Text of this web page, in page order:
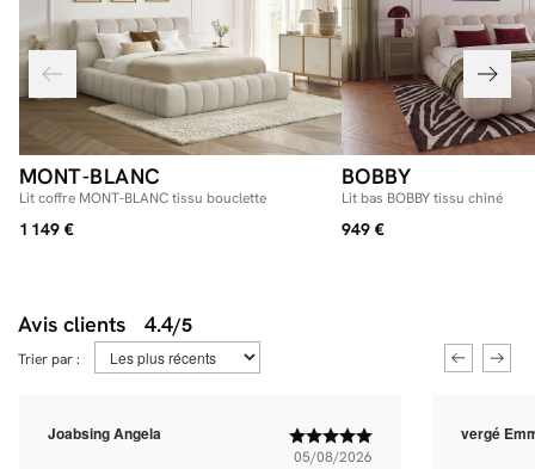
MONT-BLANC
Lit coffre MONT-BLANC tissu bouclette
1 149 €
BOBBY
Lit bas BOBBY tissu chiné
949 €
Avis clients 4.4/5
Trier par :
Joabsing Angela
05/08/2026
vergé